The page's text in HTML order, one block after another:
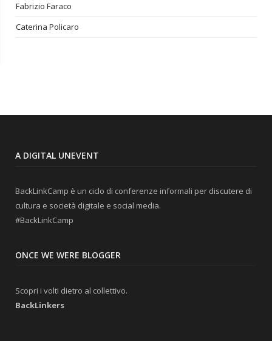
Fabrizio Faraco
Caterina Policaro
A DIGITAL UNEVENT
BackLinkCamp è un ciclo di conferenze informali per discutere di
cultura e società digitale e social media.
#BackLinkCamp
ONCE WE WERE BLOGGER
Scopri i volti dietro al collettivo.
BackLinkers